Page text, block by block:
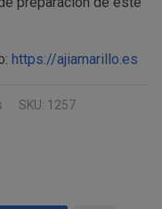
https://ajiamarillo.es
SKU: 1257
Tarde 17,00 a
nº2, local B,
¿Quién
se realicen a
con las características
que no pueden ser
o caducar
un término de